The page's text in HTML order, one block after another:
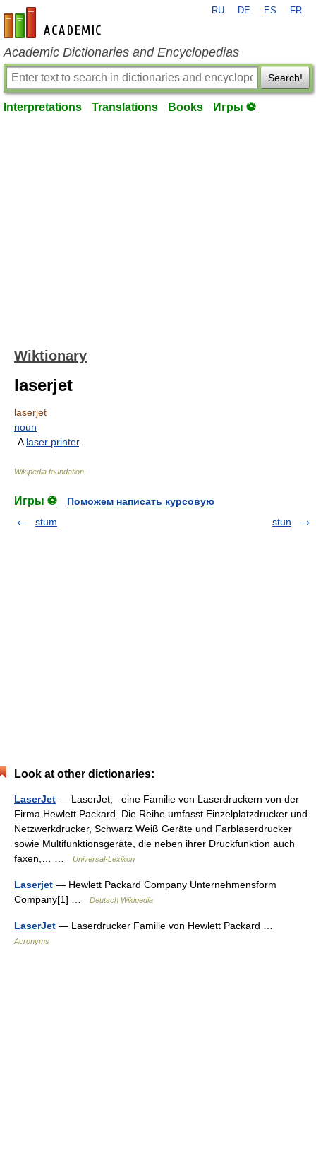
en-academic.com
RU DE ES FR
Academic Dictionaries and Encyclopedias
Search!
Interpretations Translations Books Игры ⚽
Wiktionary
laserjet
laserjet
noun
A laser printer.
Wikipedia foundation
Игры ⚽
Поможем написать курсовую
stum
stun
Look at other dictionaries:
LaserJet — LaserJet, eine Familie von Laserdruckern von der
Firma Hewlett Packard. Die Reihe umfasst Einzelplatzdrucker und
Netzwerkdrucker, Schwarz Weiß Geräte und Farblaserdrucker
sowie Multifunktionsgeräte, die neben ihrer Druckfunktion auch
faxen,… …
Universal-Lexikon
Laserjet — Hewlett Packard Company Unternehmensform
Company[1] …
Deutsch Wikipedia
LaserJet — Laserdrucker Familie von Hewlett Packard …
Acronyms